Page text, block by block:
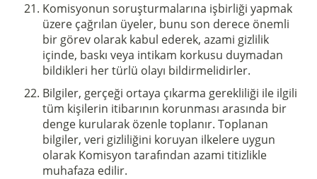
Komisyonun soruşturmalarına işbirliği yapmak
üzere çağrılan üyeler, bunu son derece önemli
bir görev olarak kabul ederek, azami gizlilik
içinde, baskı veya intikam korkusu duymadan
bildikleri her türlü olayı bildirmelidirler.
Bilgiler, gerçeği ortaya çıkarma gerekliliği ile ilgili
tüm kişilerin itibarının korunması arasında bir
denge kurularak özenle toplanır. Toplanan
bilgiler, veri gizliliğini koruyan ilkelere uygun
olarak Komisyon tarafından azami titizlikle
muhafaza edilir.